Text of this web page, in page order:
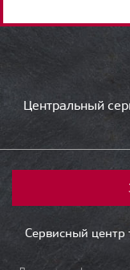
Центральный
Сервисный центр